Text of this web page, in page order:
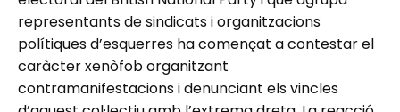
representants de sindicats i organitzacions
polítiques d’esquerres ha començat a contestar el
caràcter xenòfob organitzant
contramanifestacions i denunciant els vincles